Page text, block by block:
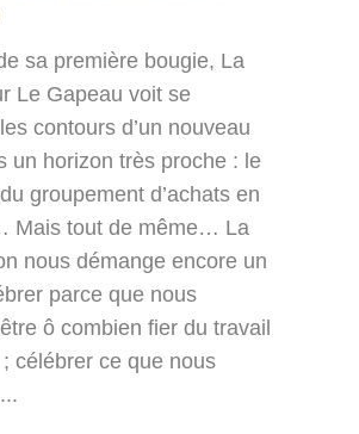
sa première bougie, La
Le Gapeau voit se
contours d’un nouveau
un horizon très proche : le
groupement d’achats en
Mais tout de même… La
nous démange encore un
parce que nous
ô combien fier du travail
célébrer ce que nous